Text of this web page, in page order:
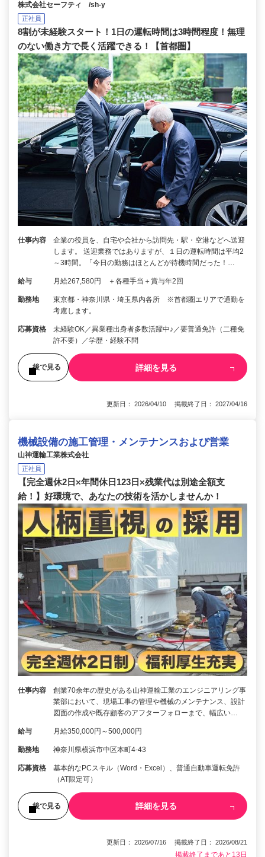
株式会社セーフティ /sh-y
正社員
8割が未経験スタート！1日の運転時間は3時間程度！無理
のない働き方で長く活躍できる！【首都圏】
仕事内容
企業の役員を、自宅や会社から訪問先・駅・空港などへ送迎
します。 送迎業務ではありますが、１日の運転時間は平均2
～3時間。「今日の勤務はほとんどが待機時間だった！…
給与 月給267,580円 ＋各種手当＋賞与年2回
勤務地
東京都・神奈川県・埼玉県内各所 ※首都圏エリアで通勤を
考慮します。
応募資格
未経験OK／異業種出身者多数活躍中♪／要普通免許（二種免
許不要）／学歴・経験不問
後で見る 詳細を見る
更新日： 2026/04/10 掲載終了日： 2027/04/16
機械設備の施工管理・メンテナンスおよび営業
山神運輸工業株式会社
正社員
【完全週休2日×年間休日123日×残業代は別途全額支
給！】好環境で、あなたの技術を活かしませんか！
仕事内容
創業70余年の歴史がある山神運輸工業のエンジニアリング事
業部において、現場工事の管理や機械のメンテナンス、設計
図面の作成や既存顧客のアフターフォローまで、幅広い…
給与 月給350,000円～500,000円
勤務地 神奈川県横浜市中区本町4-43
応募資格
基本的なPCスキル（Word・Excel）、普通自動車運転免許
（AT限定可）
後で見る 詳細を見る
更新日： 2026/07/16 掲載終了日： 2026/08/21
掲載終了まであと13日